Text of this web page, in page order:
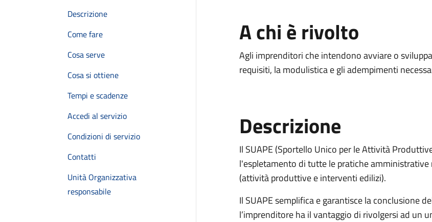
Descrizione
Come fare
Cosa serve
Cosa si ottiene
Tempi e scadenze
Accedi al servizio
Condizioni di servizio
Contatti
Unità Organizzativa
responsabile
A chi è rivolto
Agli imprenditori che intendono avviare o
requisiti, la modulistica e gli adempimenti
Descrizione
Il SUAPE (Sportello Unico per le Attività
l'espletamento di tutte le pratiche
(attività produttive e interventi edilizi).
Il SUAPE semplifica e garantisce la conclusione
l’imprenditore ha il vantaggio di rivolgersi ad un